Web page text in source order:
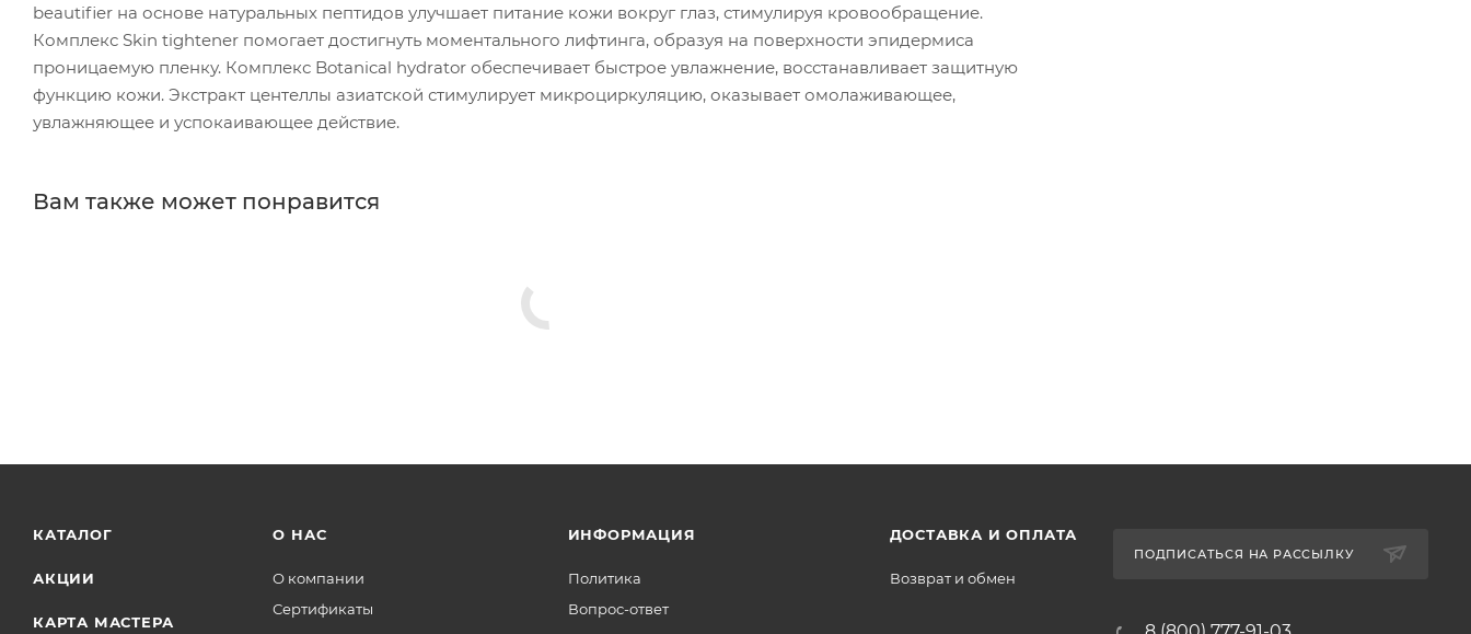
beautifier на основе натуральных пептидов улучшает питание кожи вокруг глаз, стимулируя кровообращение.
Комплекс Skin tightener помогает достигнуть моментального лифтинга, образуя на поверхности эпидермиса
проницаемую пленку. Комплекс Botanical hydrator обеспечивает быстрое увлажнение, восстанавливает защитную
функцию кожи. Экстракт центеллы азиатской стимулирует микроциркуляцию, оказывает омолаживающее,
увлажняющее и успокаивающее действие.
Вам также может понравится
КАТАЛОГ
АКЦИИ
КАРТА МАСТЕРА
О НАС
О компании
Сертификаты
ИНФОРМАЦИЯ
Политика
Вопрос-ответ
ДОСТАВКА И ОПЛАТА
Возврат и обмен
ПОДПИСАТЬСЯ НА РАССЫЛКУ